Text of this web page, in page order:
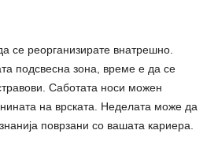
се реорганизирате внатрешно.
подсвесна зона, време е да се
Саботата носи можен
на врската. Неделата може да
поврзани со вашата кариера.